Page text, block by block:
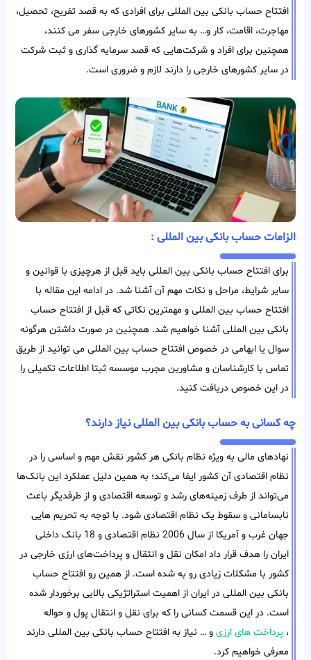
افتتاح حساب بانکی بین المللی برای افرادی که به قصد تفریح، تحصیل،
مهاجرت، اقامت، کار و… به سایر کشور‌های خارجی سفر می کنند،
همچنین برای افراد و شرکت‌هایی که قصد سرمایه گذاری و ثبت شرکت
در سایر کشور‌های خارجی را دارند لازم و ضروری است.
الزامات حساب بانکی بین المللی :
برای افتتاح حساب بانکی بین المللی باید قبل از هرچیزی با قوانین و
سایر شرایط، مراحل و نکات مهم آن آشنا شد. در ادامه این مقاله با
افتتاح حساب بین المللی و مهمترین نکاتی که قبل از افتتاح حساب
بانکی بین المللی آشنا خواهیم شد. همچنین در صورت داشتن هرگونه
سوال یا ابهامی در خصوص افتتاح حساب بین المللی می توانید از طریق
تماس با کارشناسان و مشاورین مجرب موسسه ثبتا اطلاعات تکمیلی را
در این خصوص دریافت کنید.
چه کسانی به حساب بانکی بین‌ المللی نیاز دارند؟
نهادهای مالی به ویژه نظام بانکی هر کشور نقش مهم و اساسی را در
نظام اقتصادی آن کشور ایفا می‌کند؛ به همین دلیل عملکرد این بانک‌ها
می‌‌تواند از طرف زمینه‌های رشد و توسعه اقتصادی و از طرفدیگر باعث
نابسامانی و سقوط یک نظام اقتصادی شود. با توجه به تحریم هایی
جهان غرب و آمریکا از سال 2006 نظام اقتصادی و 18 بانک داخلی
ایران را هدف قرار داد امکان نقل و انتقال و پرداخت‌های ارزی خارجی در
کشور با مشکلات زیادی رو به شده است. از همین رو افتتاح حساب
بانکی بین المللی در ایران از اهمیت استراتژیکی بالایی برخوردار شده
است. در این قسمت کسانی را که برای نقل و انتقال پول و حواله
، پرداخت های ارزی و … نیاز به افتتاح حساب بانکی بین المللی دارند
معرفی خواهیم کرد.